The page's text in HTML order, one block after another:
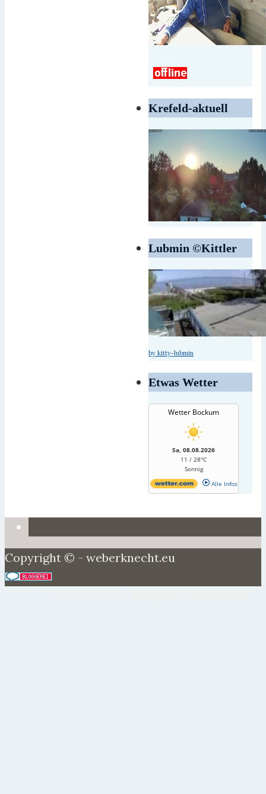
Krefeld-aktuell
Lubmin ©Kittler
by kitty-lubmin
Etwas Wetter
Wetter Bockum
Sa, 08.08.2026
11 / 28°C
Sonnig
Alle Infos
Copyright © - weberknecht.eu